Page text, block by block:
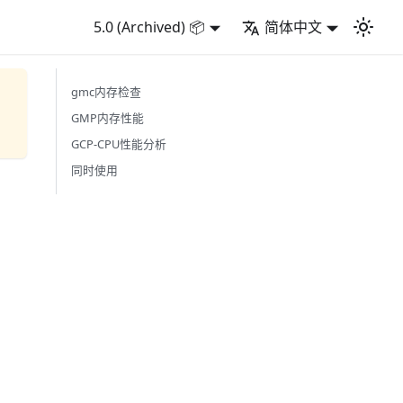
5.0 (Archived) 📦 简体中文
gmc内存检查
GMP内存性能
GCP-CPU性能分析
同时使用